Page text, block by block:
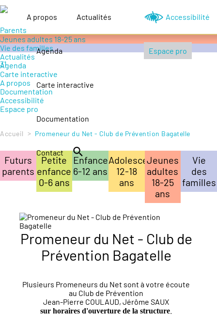
A propos Actualités
Agenda
Carte interactive
Documentation
Contact
Accessibilité
Espace pro
Accompagner le handicap
Petite enfance 0-6 ans
Enfance 6-12 ans
Adolescence 12-18 ans
Jeunes adultes 18-25 ans
Vie des familles
Actualités
Agenda
Carte interactive
A propos
Documentation
Accessibilité
Espace pro
Accueil > Promeneur du Net - Club de Prévention Bagatelle
Futurs
parents
Petite
enfance
0-6 ans
Enfance
6-12 ans
Adolescence
12-18
ans
Jeunes
adultes
18-25
ans
Vie
des
familles
+
−
Promeneur du Net - Club de
Prévention Bagatelle
Plusieurs Promeneurs du Net sont à votre écoute
au Club de Prévention
Jean-Pierre COULAUD, Jérôme SAUX
sur horaires d'ouverture de la structure